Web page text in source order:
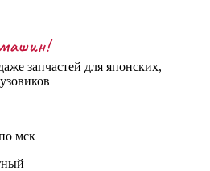
запчастей для японских,
мск